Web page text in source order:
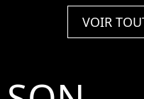
VOIR